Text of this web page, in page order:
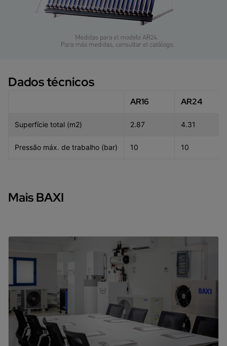
Dados técnicos
AR16 AR24
Superfície total (m2) 2.87 4.31
Pressão máx. de trabalho (bar) 10 10
Mais BAXI